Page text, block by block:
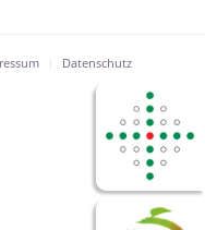
Datenschutz